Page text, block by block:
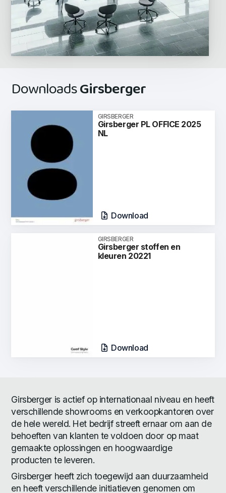
DownloadsGirsberger
GIRSBERGER
Girsberger PL OFFICE 2025
NL
Download
GIRSBERGER
Girsberger stoffen en
kleuren 20221
Download
Girsberger is actief op internationaal niveau en heeft
verschillende showrooms en verkoopkantoren over
de hele wereld. Het bedrijf streeft ernaar om aan de
behoeften van klanten te voldoen door op maat
gemaakte oplossingen en hoogwaardige
producten te leveren.
Girsberger heeft zich toegewijd aan duurzaamheid
en heeft verschillende initiatieven genomen om